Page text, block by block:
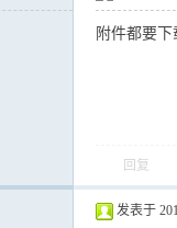
附件都要
回复
发表于